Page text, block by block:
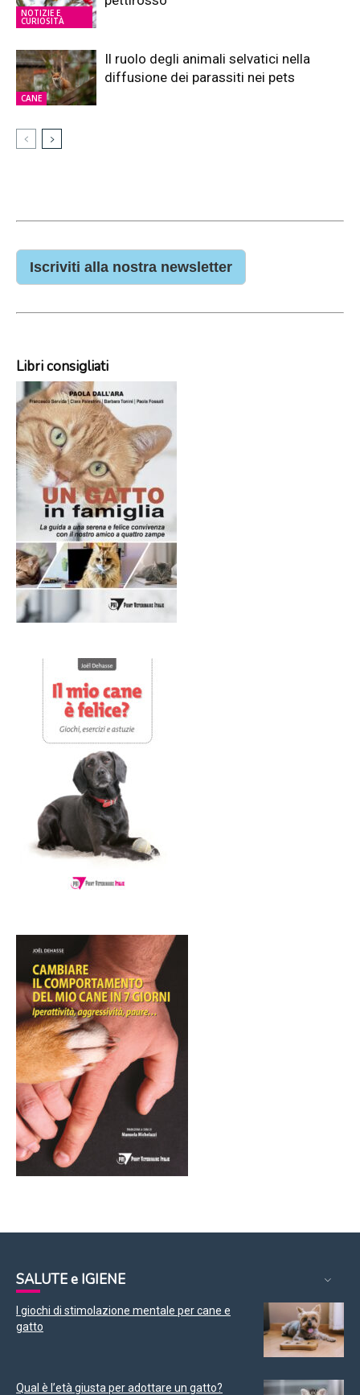
NOTIZIE E
CURIOSITÀ
CANE
Il ruolo degli animali selvatici nella
diffusione dei parassiti nei pets
Iscriviti alla nostra newsletter
Libri consigliati
SALUTE e IGIENE
I giochi di stimolazione mentale per cane e
gatto
Qual è l’età giusta per adottare un gatto?